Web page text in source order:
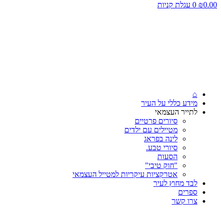
₪0.00
0 עגלת קניות
⌂
מידע כללי על העיר
לתייר העצמאי
סיורים פרטיים
מטיילים עם ילדים
לינה בפראג
סיורי טבע.
הסעות
"חוק טיבי"
אטרקציות עיקריות למטייל העצמאי
לבד מחוץ לעיר
ספרים
צרו קשר